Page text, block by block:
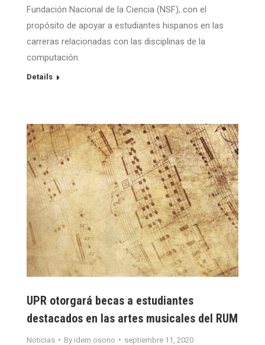
Fundación Nacional de la Ciencia (NSF), con el
propósito de apoyar a estudiantes hispanos en las
carreras relacionadas con las disciplinas de la
computación.
Details
UPR otorgará becas a estudiantes
destacados en las artes musicales del RUM
Noticias By idem.osorio septiembre 11, 2020